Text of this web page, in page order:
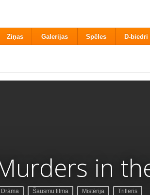
Ziņas Galerijas Spēles D-biedri
in
Drāma Šausmu filma Mistērija Trilleris